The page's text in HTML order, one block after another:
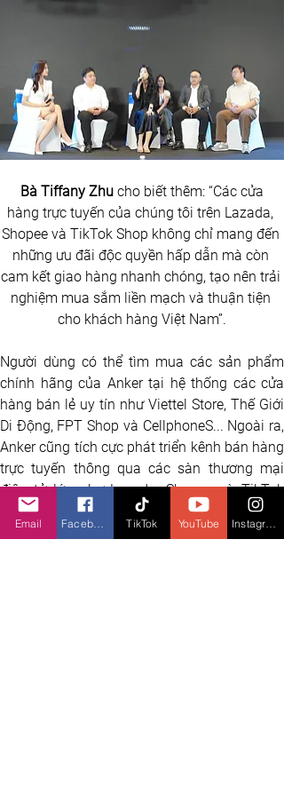
Bà Tiffany Zhu cho biết thêm: “Các cửa
hàng trực tuyến của chúng tôi trên Lazada,
Shopee và TikTok Shop không chỉ mang đến
những ưu đãi độc quyền hấp dẫn mà còn
cam kết giao hàng nhanh chóng, tạo nên trải
nghiệm mua sắm liền mạch và thuận tiện
cho khách hàng Việt Nam”.
Người dùng có thể tìm mua các sản phẩm
chính hãng của Anker tại hệ thống các cửa
hàng bán lẻ uy tín như Viettel Store, Thế Giới
Di Động, FPT Shop và CellphoneS... Ngoài ra,
Anker cũng tích cực phát triển kênh bán hàng
trực tuyến thông qua các sàn thương mại
điện tử lớn như Lazada, Shopee và TikTok
Shop.
Email TikTok YouTube